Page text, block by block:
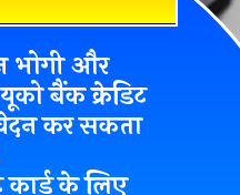
भोगी और
यूको बैंक क्रेडिट
कर सकता
के लिए